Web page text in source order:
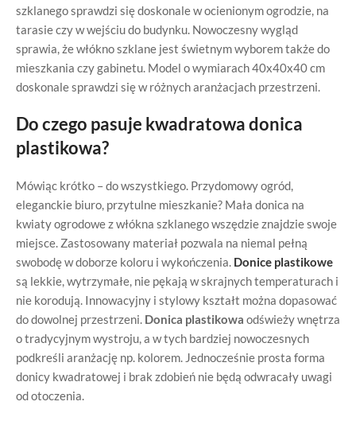
szklanego sprawdzi się doskonale w ocienionym ogrodzie, na
tarasie czy w wejściu do budynku. Nowoczesny wygląd
sprawia, że włókno szklane jest świetnym wyborem także do
mieszkania czy gabinetu. Model o wymiarach 40x40x40 cm
doskonale sprawdzi się w różnych aranżacjach przestrzeni.
Do czego pasuje kwadratowa donica
plastikowa?
Mówiąc krótko – do wszystkiego. Przydomowy ogród,
eleganckie biuro, przytulne mieszkanie? Mała donica na
kwiaty ogrodowe z włókna szklanego wszędzie znajdzie swoje
miejsce. Zastosowany materiał pozwala na niemal pełną
swobodę w doborze koloru i wykończenia. Donice plastikowe
są lekkie, wytrzymałe, nie pękają w skrajnych temperaturach i
nie korodują. Innowacyjny i stylowy kształt można dopasować
do dowolnej przestrzeni. Donica plastikowa odświeży wnętrza
o tradycyjnym wystroju, a w tych bardziej nowoczesnych
podkreśli aranżację np. kolorem. Jednocześnie prosta forma
donicy kwadratowej i brak zdobień nie będą odwracały uwagi
od otoczenia.